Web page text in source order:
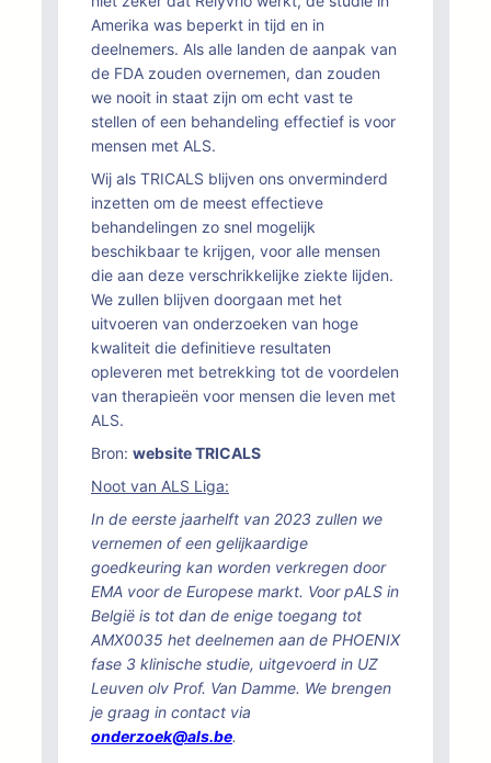
Amerika was beperkt in tijd en in
deelnemers. Als alle landen de aanpak van
de FDA zouden overnemen, dan zouden
we nooit in staat zijn om echt vast te
stellen of een behandeling effectief is voor
mensen met ALS.
Wij als TRICALS blijven ons onverminderd
inzetten om de meest effectieve
behandelingen zo snel mogelijk
beschikbaar te krijgen, voor alle mensen
die aan deze verschrikkelijke ziekte lijden.
We zullen blijven doorgaan met het
uitvoeren van onderzoeken van hoge
kwaliteit die definitieve resultaten
opleveren met betrekking tot de voordelen
van therapieën voor mensen die leven met
ALS.
Bron: website TRICALS
Noot van ALS Liga:
In de eerste jaarhelft van 2023 zullen we
vernemen of een gelijkaardige
goedkeuring kan worden verkregen door
EMA voor de Europese markt. Voor pALS in
België is tot dan de enige toegang tot
AMX0035 het deelnemen aan de PHOENIX
fase 3 klinische studie, uitgevoerd in UZ
Leuven olv Prof. Van Damme. We brengen
je graag in contact via
onderzoek@als.be.